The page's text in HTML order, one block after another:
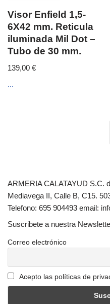
Visor Enfield 1,5-
6X42 mm. Reticula
iluminada Mil Dot –
Tubo de 30 mm.
139,00 €
...
ARMERIA CALATAYUD S.C.
Mediavega II, Calle B, C15.
Telefono: 695 904493 email:
Suscribete a nuestra
Correo electrónico
Acepto las políticas de